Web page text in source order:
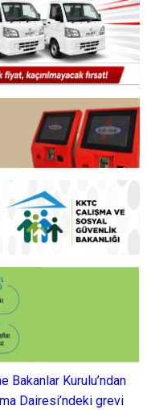
Bakanlar Kurulu’ndan
Dairesi’ndeki grevi